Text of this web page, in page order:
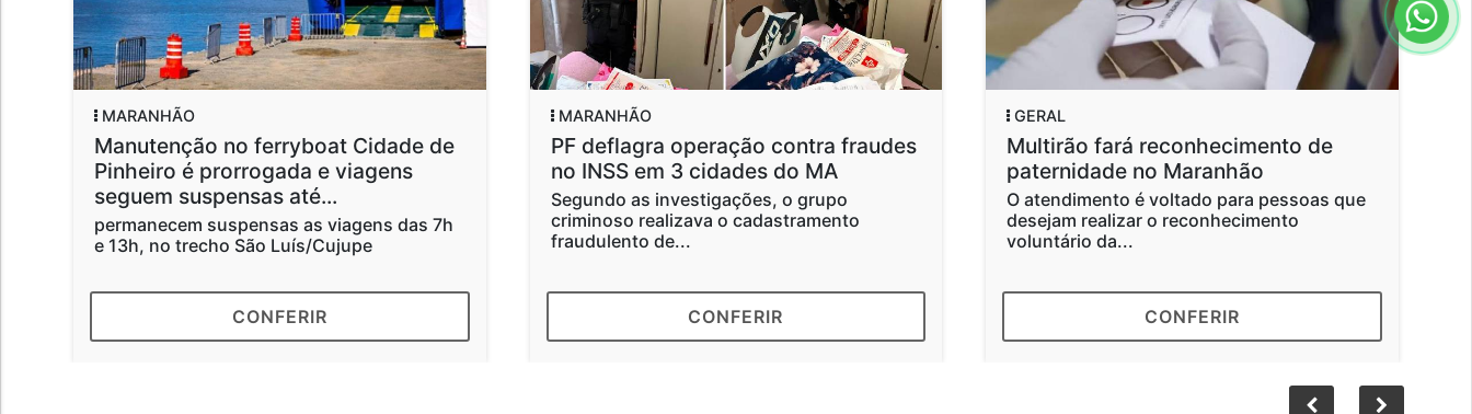
MARANHÃO
Manutenção no ferryboat Cidade de
Pinheiro é prorrogada e viagens
seguem suspensas até...
permanecem suspensas as viagens das 7h
e 13h, no trecho São Luís/Cujupe
CONFERIR
MARANHÃO
PF deflagra operação contra fraudes
no INSS em 3 cidades do MA
Segundo as investigações, o grupo
criminoso realizava o cadastramento
fraudulento de...
CONFERIR
GERAL
Multirão fará reconhecimento de
paternidade no Maranhão
O atendimento é voltado para pessoas que
desejam realizar o reconhecimento
voluntário da...
CONFERIR